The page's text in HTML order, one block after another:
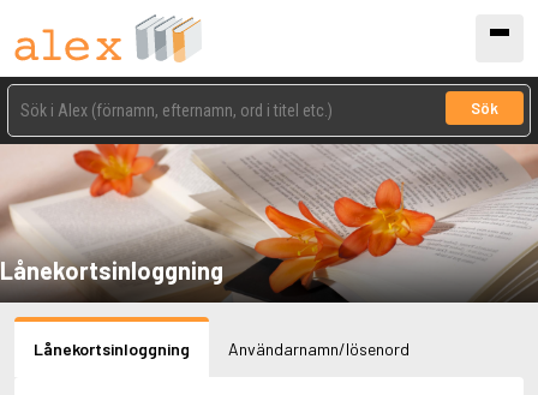
Sök
Lånekortsinloggning
Lånekortsinloggning Användarnamn/lösenord